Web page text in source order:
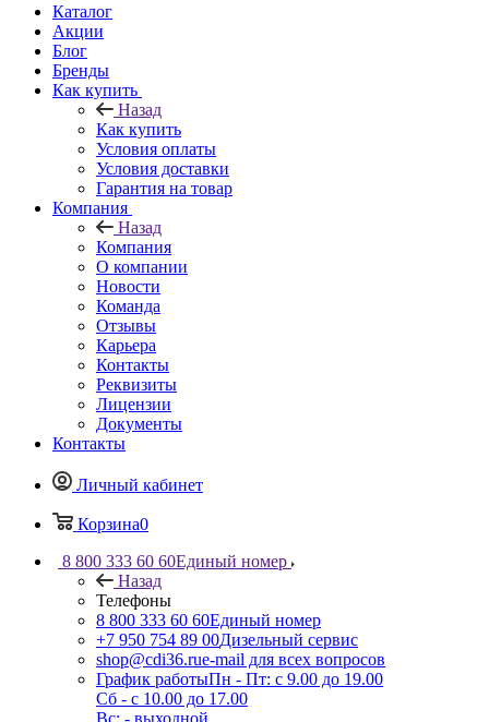
Каталог
Акции
Блог
Бренды
Как купить
Назад
Как купить
Условия оплаты
Условия доставки
Гарантия на товар
Компания
Назад
Компания
О компании
Новости
Команда
Отзывы
Карьера
Контакты
Реквизиты
Лицензии
Документы
Контакты
Личный кабинет
Корзина0
8 800 333 60 60Единый номер
Назад
Телефоны
8 800 333 60 60Единый номер
+7 950 754 89 00Дизельный сервис
shop@cdi36.rue-mail для всех вопросов
График работыПн - Пт: с 9.00 до 19.00
Сб - с 10.00 до 17.00
Вс: - выходной